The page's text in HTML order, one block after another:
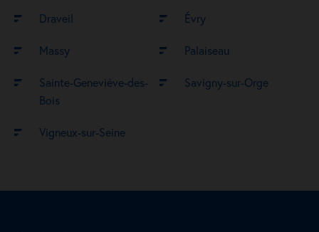
Draveil Évry
Massy Palaiseau
Sainte-Geneviève-des-
Bois
Savigny-sur-Orge
Vigneux-sur-Seine